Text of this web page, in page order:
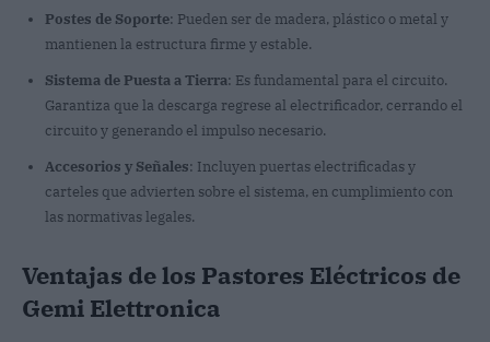
Postes de Soporte: Pueden ser de madera, plástico o metal y
mantienen la estructura firme y estable.
Sistema de Puesta a Tierra: Es fundamental para el circuito.
Garantiza que la descarga regrese al electrificador, cerrando el
circuito y generando el impulso necesario.
Accesorios y Señales: Incluyen puertas electrificadas y
carteles que advierten sobre el sistema, en cumplimiento con
las normativas legales.
Ventajas de los Pastores Eléctricos de
Gemi Elettronica